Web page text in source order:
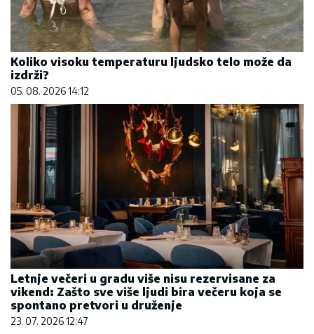
Koliko visoku temperaturu ljudsko telo može da
izdrži?
05. 08. 2026 14:12
Letnje večeri u gradu više nisu rezervisane za
vikend: Zašto sve više ljudi bira večeru koja se
spontano pretvori u druženje
23. 07. 2026 12:47